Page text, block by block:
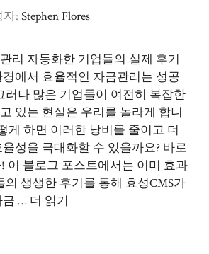
자: Stephen Flores
리 자동화한 기업들의 실제 후기
에서 효율적인 자금관리는 성공
러나 많은 기업들이 여전히 복잡한
있는 현실은 우리를 놀라게 합니
게 하면 이러한 낭비를 줄이고 더
성을 극대화할 수 있을까요? 바로
! 이 블로그 포스트에서는 이미 효과
의 생생한 후기를 통해 효성CMS가
금 … 더 읽기